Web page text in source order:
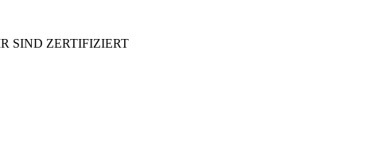
SIND ZERTIFIZIERT